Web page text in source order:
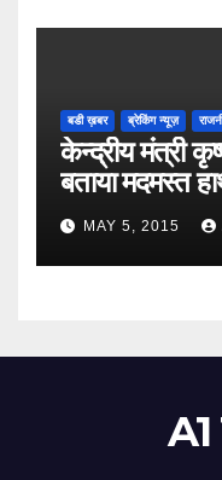
बडी ख़बर ब्रेकिंग न्यूज़
केन्द्रीय मंत्री
बताया मदमस्त
MAY 5, 2015